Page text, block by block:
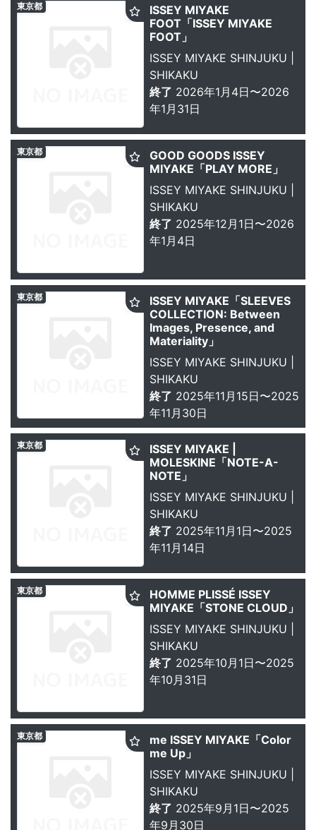
ISSEY MIYAKE
FOOT「ISSEY MIYAKE
FOOT」
ISSEY MIYAKE SHINJUKU |
SHIKAKU
終了 2026年1月4日〜2026
年1月31日
東京都
GOOD GOODS ISSEY
MIYAKE「PLAY MORE」
ISSEY MIYAKE SHINJUKU |
SHIKAKU
終了 2025年12月1日〜2026
年1月4日
東京都
ISSEY MIYAKE「SLEEVES
COLLECTION: Between
Images, Presence, and
Materiality」
ISSEY MIYAKE SHINJUKU |
SHIKAKU
終了 2025年11月15日〜2025
年11月30日
東京都
ISSEY MIYAKE |
MOLESKINE「NOTE-A-
NOTE」
ISSEY MIYAKE SHINJUKU |
SHIKAKU
終了 2025年11月1日〜2025
年11月14日
東京都
HOMME PLISSÉ ISSEY
MIYAKE「STONE CLOUD」
ISSEY MIYAKE SHINJUKU |
SHIKAKU
終了 2025年10月1日〜2025
年10月31日
東京都
me ISSEY MIYAKE「Color
me Up」
ISSEY MIYAKE SHINJUKU |
SHIKAKU
終了 2025年9月1日〜2025
年9月30日
東京都